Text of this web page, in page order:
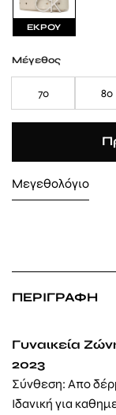
ΕΚΡΟΥ
Μέγεθος
70 80
Μεγεθολόγιο
ΠΕΡΙΓΡΑΦΉ
Γυναικεία
2023
Σύνθεση: Απο
Ιδανική για